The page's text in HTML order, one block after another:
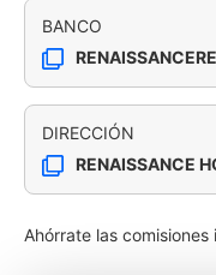
BANCO
DIRECCIÓN
RENAISSANCE
Ahórrate las